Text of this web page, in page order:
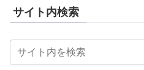
サイト内検索